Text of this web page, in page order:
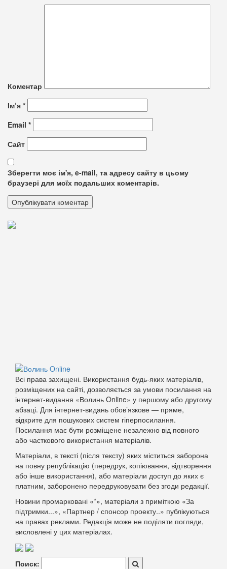
Коментар
Ім’я *
Email *
Сайт
Зберегти моє ім'я, e-mail, та адресу сайту в цьому
браузері для моїх подальших коментарів.
Всі права захищені. Використання будь-яких матеріалів,
розміщених на сайті, дозволяється за умови посилання на
інтернет-видання «Волинь Online» у першому або другому
абзаці. Для інтернет-видань обов’язкове — пряме,
відкрите для пошукових систем гіперпосилання.
Посилання має бути розміщене незалежно від повного
або часткового використання матеріалів.
Матеріали, в тексті (після тексту) яких міститься заборона
на повну републікацію (передрук, копіювання, відтворення
або інше використання), або матеріали доступ до яких є
платним, заборонено передруковувати без згоди редакції.
Новини промарковані «*», матеріали з приміткою «За
підтримки...», «Партнер / спонсор проекту..» публікуються
на правах реклами. Редакція може не поділяти погляди,
висловлені у цих матеріалах.
Поиск: